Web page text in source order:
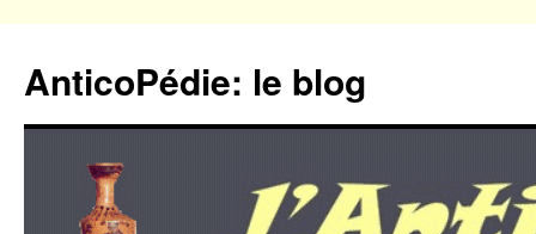
contenu
AnticoPédie: le blog